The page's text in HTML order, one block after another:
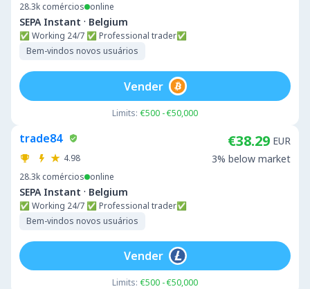
28.3k comércios online
SEPA Instant · Belgium
✅ Working 24/7 ✅ Professional trader✅
Bem-vindos novos usuários
Limits: €500 - €50,000
Vender
trade84
4.98
28.3k comércios online
SEPA Instant · Belgium
✅ Working 24/7 ✅ Professional trader✅
Bem-vindos novos usuários
€38.29 EUR
3% below market
Limits: €500 - €50,000
Vender